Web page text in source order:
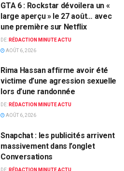
GTA 6 : Rockstar dévoilera un «
large aperçu » le 27 août… avec
une première sur Netflix
DE: RÉDACTION MINUTE ACTU
AOÛT 6, 2026
Rima Hassan affirme avoir été
victime d’une agression sexuelle
lors d’une randonnée
DE: RÉDACTION MINUTE ACTU
AOÛT 6, 2026
Snapchat : les publicités arrivent
massivement dans l’onglet
Conversations
DE: RÉDACTION MINUTE ACTU